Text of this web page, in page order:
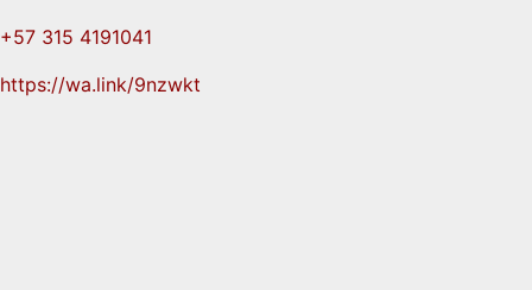
+57 315 4191041
https://wa.link/9nzwkt